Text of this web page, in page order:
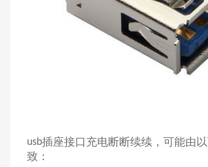
usb插座接口充电断断续续，可能由
致：